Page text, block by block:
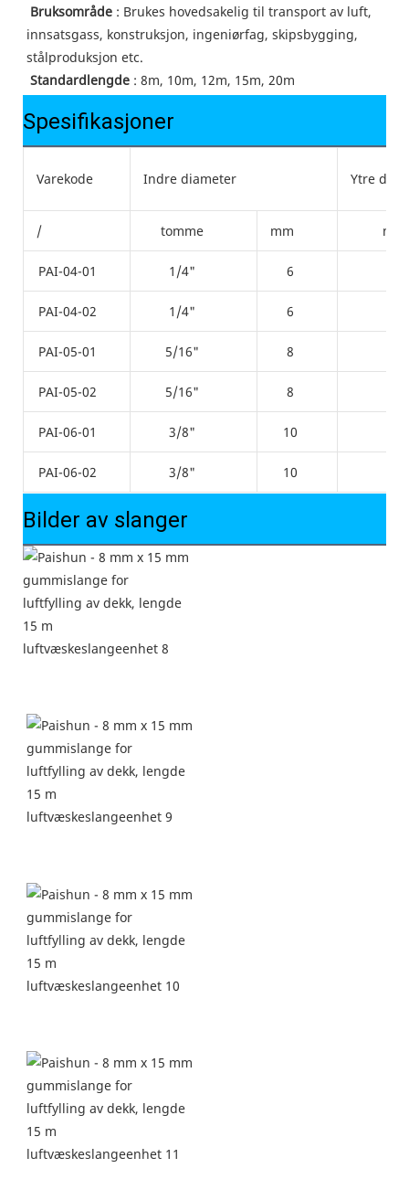
Bruksområde : Brukes hovedsakelig til transport av luft,
innsatsgass, konstruksjon, ingeniørfag, skipsbygging,
stålproduksjon etc.
Standardlengde : 8m, 10m, 12m, 15m, 20m
Spesifikasjoner
Varekode Indre diameter Ytre
/ tomme mm mm
PAI-04-01 1/4" 6
PAI-04-02 1/4" 6
PAI-05-01 5/16" 8
PAI-05-02 5/16" 8
PAI-06-01 3/8" 10
PAI-06-02 3/8" 10
Bilder av slanger